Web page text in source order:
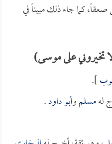
كما جاء ذلك مبيناً في
على موسى)
].
لهمسلموأبو داود.